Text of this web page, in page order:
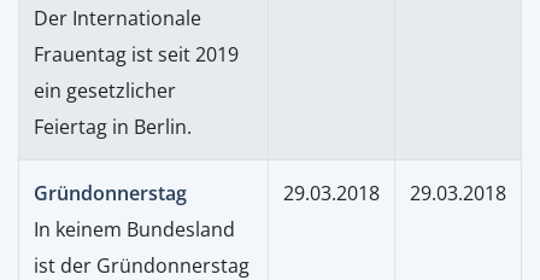
Der Internationale
Frauentag ist seit 2019
ein gesetzlicher
Feiertag in Berlin.
Gründonnerstag
In keinem Bundesland
ist der Gründonnerstag
29.03.2018 29.03.2018